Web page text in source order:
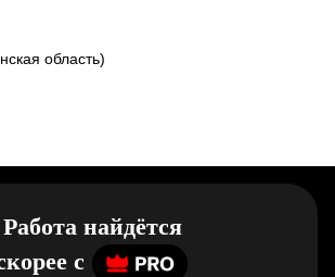
область)
Работа найдётся
c